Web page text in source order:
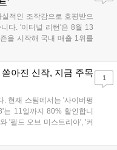
'
적인 조작감으로 호평받으
다. '이터널 리턴'은 8월 13
을 시작해 국내 매출 1위를
리콘' 시리즈는 8월 6일 쇼
수리 시뮬레이션 '리스토
아진 신작, 지금 주목
. 현재 스팀에서는 '사이버펑
11일까지 80% 할인합니
'필드 오브 미스트리아', '커
, 7일 출시된 '마블 투혼'은
1